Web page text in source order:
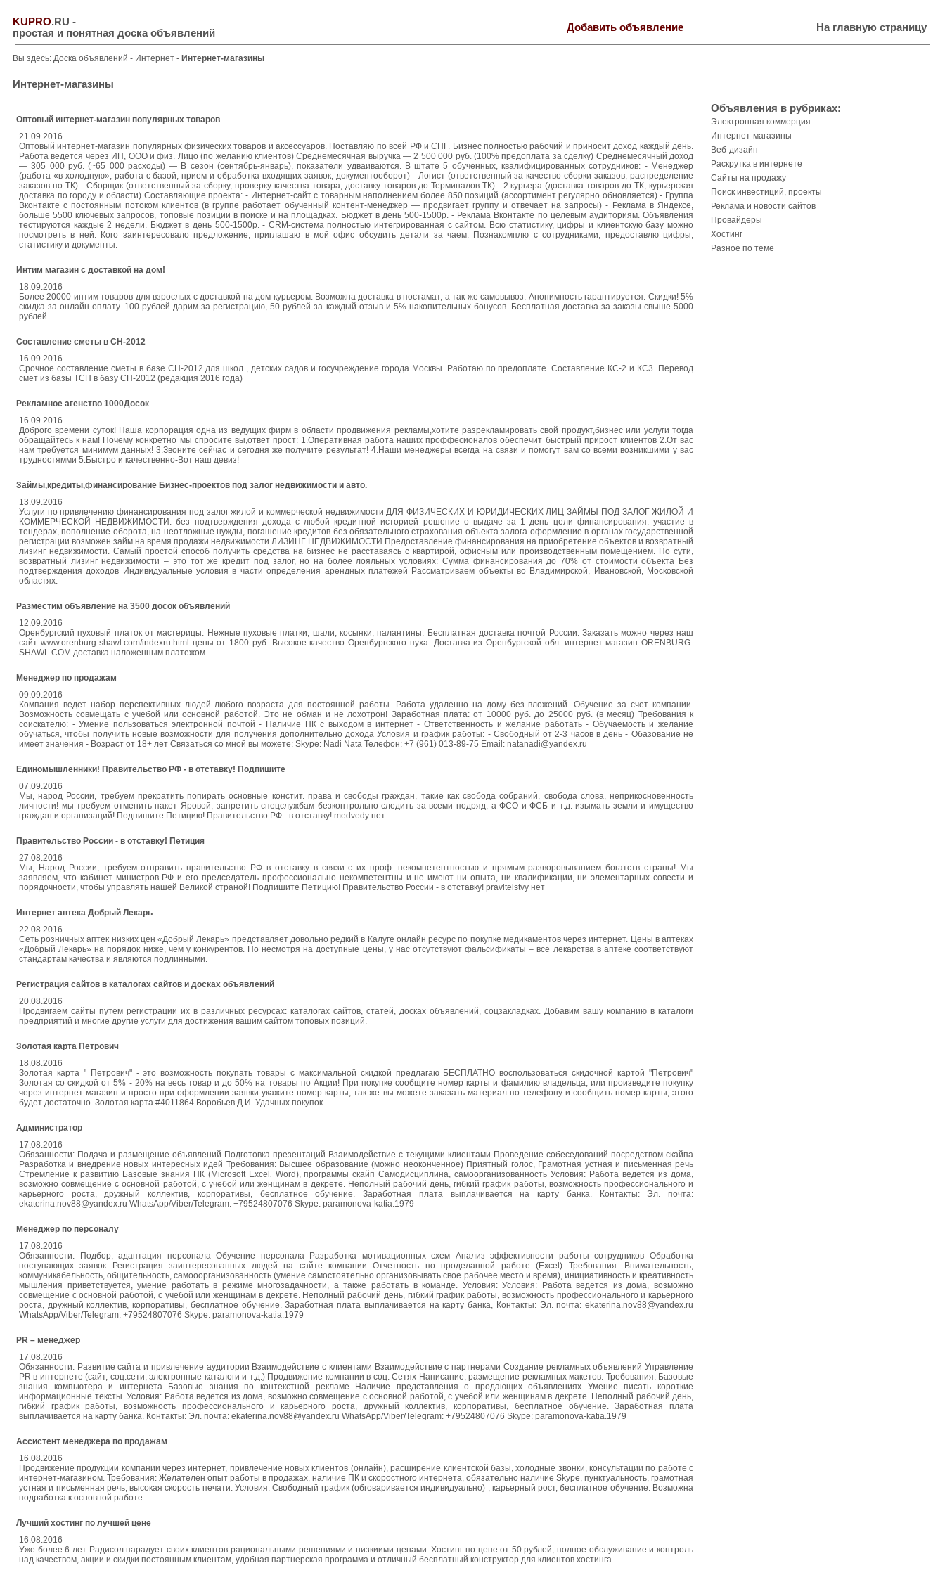
KUPRO.RU -
простая и понятная доска объявлений
Добавить объявление На главную страницу
Вы здесь: Доска объявлений - Интернет - Интернет-магазины
Интернет-магазины
Оптовый интернет-магазин популярных товаров
21.09.2016
Оптовый интернет-магазин популярных физических товаров и аксессуаров. Поставляю по всей РФ и СНГ. Бизнес полностью рабочий и приносит доход каждый день.
Работа ведется через ИП, ООО и физ. Лицо (по желанию клиентов) Среднемесячная выручка — 2 500 000 руб. (100% предоплата за сделку) Среднемесячный доход
— 305 000 руб. (~65 000 расходы) — В сезон (сентябрь-январь), показатели удваиваются. В штате 5 обученных, квалифицированных сотрудников: - Менеджер
(работа «в холодную», работа с базой, прием и обработка входящих заявок, документооборот) - Логист (ответственный за качество сборки заказов, распределение
заказов по ТК) - Сборщик (ответственный за сборку, проверку качества товара, доставку товаров до Терминалов ТК) - 2 курьера (доставка товаров до ТК, курьерская
доставка по городу и области) Составляющие проекта: - Интернет-сайт с товарным наполнением более 850 позиций (ассортимент регулярно обновляется) - Группа
Вконтакте с постоянным потоком клиентов (в группе работает обученный контент-менеджер — продвигает группу и отвечает на запросы) - Реклама в Яндексе,
больше 5500 ключевых запросов, топовые позиции в поиске и на площадках. Бюджет в день 500-1500р. - Реклама Вконтакте по целевым аудиториям. Объявления
тестируются каждые 2 недели. Бюджет в день 500-1500р. - CRM-система полностью интегрированная с сайтом. Всю статистику, цифры и клиентскую базу можно
посмотреть в ней. Кого заинтересовало предложение, приглашаю в мой офис обсудить детали за чаем. Познакомплю с сотрудниками, предоставлю цифры,
статистику и документы.
Интим магазин с доставкой на дом!
18.09.2016
Более 20000 интим товаров для взрослых с доставкой на дом курьером. Возможна доставка в постамат, а так же самовывоз. Анонимность гарантируется. Скидки! 5%
скидка за онлайн оплату. 100 рублей дарим за регистрацию, 50 рублей за каждый отзыв и 5% накопительных бонусов. Бесплатная доставка за заказы свыше 5000
рублей.
Составление сметы в СН-2012
16.09.2016
Срочное составление сметы в базе СН-2012 для школ , детских садов и госучреждение города Москвы. Работаю по предоплате. Составление КС-2 и КС3. Перевод
смет из базы ТСН в базу СН-2012 (редакция 2016 года)
Рекламное агенство 1000Досок
16.09.2016
Доброго времени суток! Наша корпорация одна из ведущих фирм в области продвижения рекламы,хотите разрекламировать свой продукт,бизнес или услуги тогда
обращайтесь к нам! Почему конкретно мы спросите вы,ответ прост: 1.Оперативная работа наших проффесионалов обеспечит быстрый прирост клиентов 2.От вас
нам требуется минимум данных! 3.Звоните сейчас и сегодня же получите результат! 4.Наши менеджеры всегда на связи и помогут вам со всеми возникшими у вас
трудностямми 5.Быстро и качественно-Вот наш девиз!
Займы,кредиты,финансирование Бизнес-проектов под залог недвижимости и авто.
13.09.2016
Услуги по привлечению финансирования под залог жилой и коммерческой недвижимости ДЛЯ ФИЗИЧЕСКИХ И ЮРИДИЧЕСКИХ ЛИЦ ЗАЙМЫ ПОД ЗАЛОГ ЖИЛОЙ И
КОММЕРЧЕСКОЙ НЕДВИЖИМОСТИ: без подтверждения дохода с любой кредитной историей решение о выдаче за 1 день цели финансирования: участие в
тендерах, пополнение оборота, на неотложные нужды, погашение кредитов без обязательного страхования объекта залога оформление в органах государственной
регистрации возможен займ на время продажи недвижимости ЛИЗИНГ НЕДВИЖИМОСТИ Предоставление финансирования на приобретение объектов и возвратный
лизинг недвижимости. Самый простой способ получить средства на бизнес не расставаясь с квартирой, офисным или производственным помещением. По сути,
возвратный лизинг недвижимости – это тот же кредит под залог, но на более лояльных условиях: Сумма финансирования до 70% от стоимости объекта Без
подтверждения доходов Индивидуальные условия в части определения арендных платежей Рассматриваем объекты во Владимирской, Ивановской, Московской
областях.
Размеcтим объявление на 3500 досок объявлений
12.09.2016
Оренбургский пуховый платок от мастерицы. Нежные пуховые платки, шали, косынки, палантины. Бесплатная доставка почтой России. Заказать можно через наш
сайт www.orenburg-shawl.com/indexru.html цены от 1800 руб. Высокое качество Оренбургского пуха. Доставка из Оренбургской обл. интернет магазин ORENBURG-
SHAWL.COM доставка наложенным платежом
Менеджер по продажам
09.09.2016
Компания ведет набор перспективных людей любого возраста для постоянной работы. Работа удаленно на дому без вложений. Обучение за счет компании.
Возможность совмещать с учебой или основной работой. Это не обман и не лохотрон! Заработная плата: от 10000 руб. до 25000 руб. (в месяц) Требования к
соискателю: - Умение пользоваться электронной почтой - Наличие ПК с выходом в интернет - Ответственность и желание работать - Обучаемость и желание
обучаться, чтобы получить новые возможности для получения дополнительно дохода Условия и график работы: - Свободный от 2-3 часов в день - Обазование не
имеет значения - Возраст от 18+ лет Связаться со мной вы можете: Skype: Nadi Nata Телефон: +7 (961) 013-89-75 Email: natanadi@yandex.ru
Единомышленники! Правительство РФ - в отставку! Подпишите
07.09.2016
Мы, народ России, требуем прекратить попирать основные констит. права и свободы граждан, такие как свобода собраний, свобода слова, неприкосновенность
личности! мы требуем отменить пакет Яровой, запретить спецслужбам безконтрольно следить за всеми подряд, а ФСО и ФСБ и т.д. изымать земли и имущество
граждан и организаций! Подпишите Петицию! Правительство РФ - в отставку! medvedу нет
Правительство России - в отставку! Петиция
27.08.2016
Мы, Народ России, требуем отправить правительство РФ в отставку в связи с их проф. некомпетентностью и прямым разворовыванием богатств страны! Мы
заявляем, что кабинет министров РФ и его председатель профессионально некомпетентны и не имеют ни опыта, ни квалификации, ни элементарных совести и
порядочности, чтобы управлять нашей Великой страной! Подпишите Петицию! Правительство России - в отставку! prаvitеlstvу нет
Интернет аптека Добрый Лекарь
22.08.2016
Сеть розничных аптек низких цен «Добрый Лекарь» представляет довольно редкий в Калуге онлайн ресурс по покупке медикаментов через интернет. Цены в аптеках
«Добрый Лекарь» на порядок ниже, чем у конкурентов. Но несмотря на доступные цены, у нас отсутствуют фальсификаты – все лекарства в аптеке соответствуют
стандартам качества и являются подлинными.
Регистрация сайтов в каталогах сайтов и досках объявлений
20.08.2016
Продвигаем сайты путем регистрации их в различных ресурсах: каталогах сайтов, статей, досках объявлений, соцзакладках. Добавим вашу компанию в каталоги
предприятий и многие другие услуги для достижения вашим сайтом топовых позиций.
Золотая карта Петрович
18.08.2016
Золотая карта " Петрович" - это возможность покупать товары с максимальной скидкой предлагаю БЕСПЛАТНО воспользоваться скидочной картой "Петрович"
Золотая со скидкой от 5% - 20% на весь товар и до 50% на товары по Акции! При покупке сообщите номер карты и фамилию владельца, или произведите покупку
через интернет-магазин и просто при оформлении заявки укажите номер карты, так же вы можете заказать материал по телефону и сообщить номер карты, этого
будет достаточно. Золотая карта #4011864 Воробьев Д.И. Удачных покупок.
Администратор
17.08.2016
Обязанности: Подача и размещение объявлений Подготовка презентаций Взаимодействие с текущими клиентами Проведение собеседований посредством скайпа
Разработка и внедрение новых интересных идей Требования: Высшее образование (можно неоконченное) Приятный голос, Грамотная устная и письменная речь
Стремление к развитию Базовые знания ПК (Microsoft Excel‚ Word), программы скайп Самодисциплина, самоорганизованность Условия: Работа ведется из дома,
возможно совмещение с основной работой, с учебой или женщинам в декрете. Неполный рабочий день, гибкий график работы, возможность профессионального и
карьерного роста, дружный коллектив, корпоративы, бесплатное обучение. Заработная плата выплачивается на карту банка. Контакты: Эл. почта:
ekaterina.nov88@yandex.ru WhatsApp/Viber/Telegram: +79524807076 Skype: рaramonova-katia.1979
Менеджер по персоналу
17.08.2016
Обязанности: Подбор, адаптация персонала Обучение персонала Разработка мотивационных схем Анализ эффективности работы сотрудников Обработка
поступающих заявок Регистрация заинтересованных людей на сайте компании Отчетность по проделанной работе (Excel) Требования: Внимательность,
коммуникабельность, общительность, самооорганизованность (умение самостоятельно организовывать свое рабочее место и время), инициативность и креативность
мышления приветствуется, умение работать в режиме многозадачности, а также работать в команде. Условия: Условия: Работа ведется из дома, возможно
совмещение с основной работой, с учебой или женщинам в декрете. Неполный рабочий день, гибкий график работы, возможность профессионального и карьерного
роста, дружный коллектив, корпоративы, бесплатное обучение. Заработная плата выплачивается на карту банка, Контакты: Эл. почта: ekaterina.nov88@yandex.ru
WhatsApp/Viber/Telegram: +79524807076 Skype: рaramonova-katia.1979
PR – менеджер
17.08.2016
Обязанности: Развитие сайта и привлечение аудитории Взаимодействие с клиентами Взаимодействие с партнерами Создание рекламных объявлений Управление
PR в интернете (сайт, соц.сети, электронные каталоги и т.д.) Продвижение компании в соц. Сетях Написание, размещение рекламных макетов. Требования: Базовые
знания компьютера и интернета Базовые знания по контекстной рекламе Наличие представления о продающих объявлениях Умение писать короткие
информационные тексты. Условия: Работа ведется из дома, возможно совмещение с основной работой, с учебой или женщинам в декрете. Неполный рабочий день,
гибкий график работы, возможность профессионального и карьерного роста, дружный коллектив, корпоративы, бесплатное обучение. Заработная плата
выплачивается на карту банка. Контакты: Эл. почта: ekaterina.nov88@yandex.ru WhatsApp/Viber/Telegram: +79524807076 Skype: рaramonova-katia.1979
Ассистент менеджера по продажам
16.08.2016
Продвижение продукции компании через интернет, привлечение новых клиентов (онлайн), расширение клиентской базы, холодные звонки, консультации по работе с
интернет-магазином. Требования: Желателен опыт работы в продажах, наличие ПК и скоростного интернета, обязательно наличие Skype, пунктуальность, грамотная
устная и письменная речь, высокая скорость печати. Условия: Свободный график (обговаривается индивидуально) , карьерный рост, бесплатное обучение. Возможна
подработка к основной работе.
Лучший хостинг по лучшей цене
16.08.2016
Уже более 6 лет Радисол парадует своих клиентов рациональными решениями и низкиими ценами. Хостинг по цене от 50 рублей, полное обслуживание и контроль
над качеством, акции и скидки постоянным клиентам, удобная партнерская программа и отличный бесплатный конструктор для клиентов хостинга.
Объявления в рубриках:
Электронная коммерция
Интернет-магазины
Веб-дизайн
Раскрутка в интернете
Сайты на продажу
Поиск инвестиций, проекты
Реклама и новости сайтов
Провайдеры
Хостинг
Разное по теме